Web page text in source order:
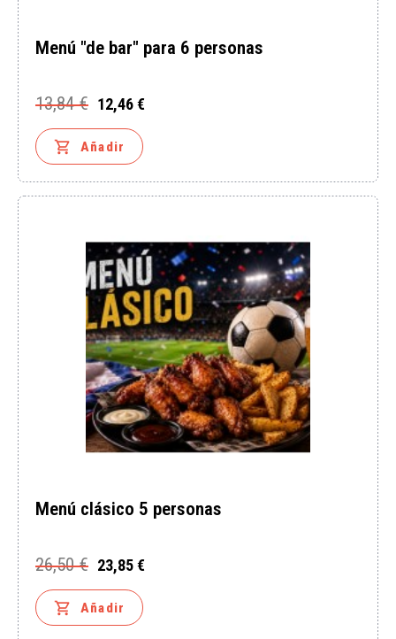
Menú "de bar" para 6 personas
Precio
base
13,84 €
Precio 12,46 €
 Añadir
Menú clásico 5 personas
Precio
base
26,50 €
Precio 23,85 €
 Añadir